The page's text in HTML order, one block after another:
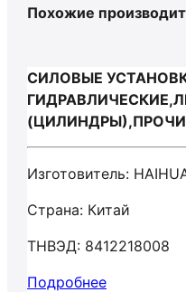
Похожие
СИЛОВЫЕ
(ЦИЛИНДРЫ),ПРОЧИЕ
Изготовитель:
Страна: Китай
ТНВЭД: 8412218008
Подробнее